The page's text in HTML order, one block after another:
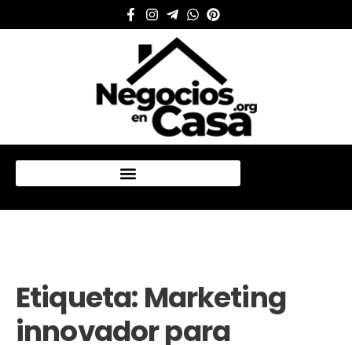
Etiqueta:Marketing
innovador para